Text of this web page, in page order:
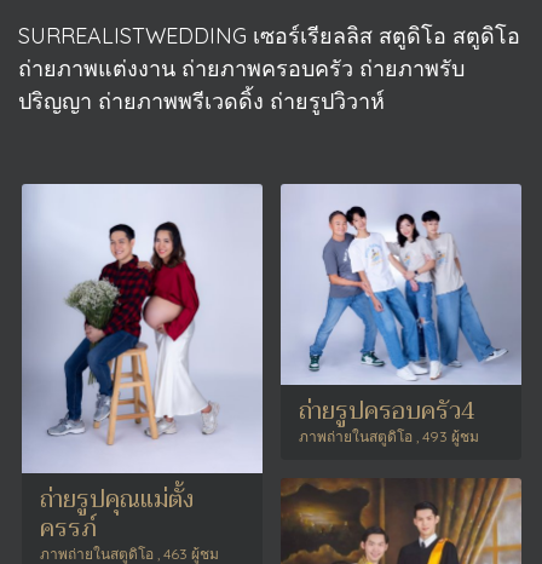
SURREALISTWEDDING เซอร์เรียลลิส สตูดิโอ สตูดิโอ
ถ่ายภาพแต่งงาน ถ่ายภาพครอบครัว ถ่ายภาพรับ
ปริญญา ถ่ายภาพพรีเวดดิ้ง ถ่ายรูปวิวาห์
ถ่ายรูปคุณแม่ตั้ง
ครรภ์
ภาพถ่ายในสตูดิโอ , 463 ผู้ชม
ถ่ายรูปครอบครัว4
ภาพถ่ายในสตูดิโอ , 493 ผู้ชม